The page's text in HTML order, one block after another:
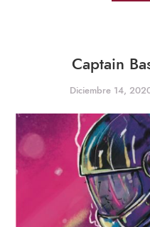
Captain
Diciembre 14,